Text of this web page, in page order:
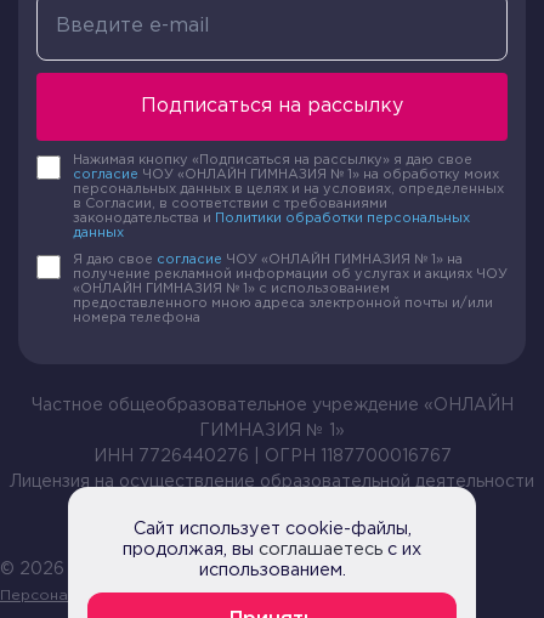
Подписаться на рассылку
Нажимая кнопку «Подписаться на рассылку» я даю свое
согласие ЧОУ «ОНЛАЙН ГИМНАЗИЯ № 1» на обработку моих
персональных данных в целях и на условиях, определенных
в Согласии, в соответствии с требованиями
законодательства и
Политики обработки персональных
данных
Я даю свое согласие ЧОУ «ОНЛАЙН ГИМНАЗИЯ № 1» на
получение рекламной информации об услугах и акциях ЧОУ
«ОНЛАЙН ГИМНАЗИЯ № 1» с использованием
предоставленного мною адреса электронной почты и/или
номера телефона
Частное общеобразовательное учреждение «ОНЛАЙН
ГИМНАЗИЯ № 1»
ИНН 7726440276 | ОГРН 1187700016767
Лицензия на осуществление образовательной деятельности
© 2026 Все права защищены |Политика обработки
Персональных данных
Сайт использует cookie-файлы,
продолжая, вы соглашаетесь с их
использованием.